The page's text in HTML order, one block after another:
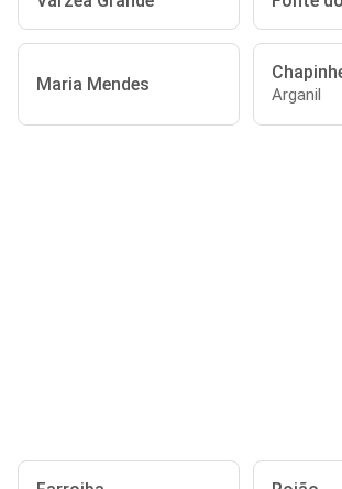
Maria Mendes Arganil